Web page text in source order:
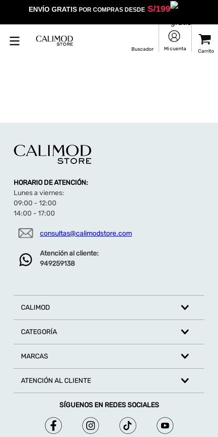
ENVÍO GRATIS POR COMPRAS DESDES/199
HORARIO DE ATENCIÓN:
Lunes a viernes:
09:00 - 12:00
14:00 - 17:00
consultas@calimodstore.com
Atención al cliente:
949259138
CALIMOD
CATEGORÍA
MARCAS
ATENCIÓN AL CLIENTE
SÍGUENOS EN REDES SOCIALES